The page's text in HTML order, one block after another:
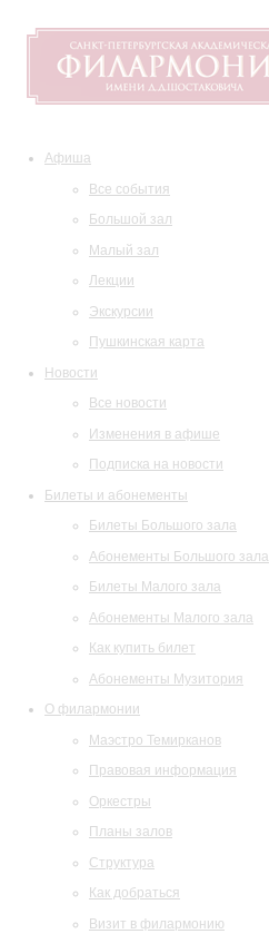
Афиша
Все события
Большой зал
Малый зал
Лекции
Экскурсии
Пушкинская карта
Новости
Все новости
Изменения в афише
Подписка на новости
Билеты и абонементы
Билеты Большого зала
Абонементы Большого зала
Билеты Малого зала
Абонементы Малого зала
Как купить билет
Абонементы Музитория
О филармонии
Маэстро Темирканов
Правовая информация
Оркестры
Планы залов
Структура
Как добраться
Визит в филармонию